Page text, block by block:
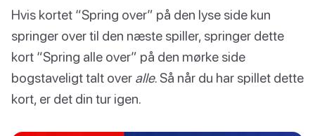
Hvis kortet “Spring over” på den lyse side kun
springer over til den næste spiller, springer dette
kort “Spring alle over” på den mørke side
bogstaveligt talt over alle. Så når du har spillet dette
kort, er det din tur igen.